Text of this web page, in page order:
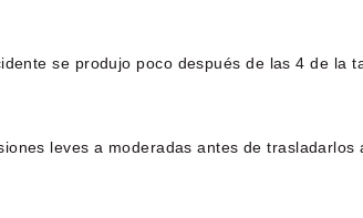
se produjo poco después de las 4 de la
leves a moderadas antes de trasladarlos